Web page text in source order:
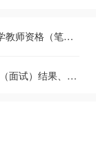
在线估分-对答案|2024上半年中小学教师资格（笔试）考试试题及答案解析
2023年下半年中小学教师资格考试（面试）结果、考试合格证明查询通知